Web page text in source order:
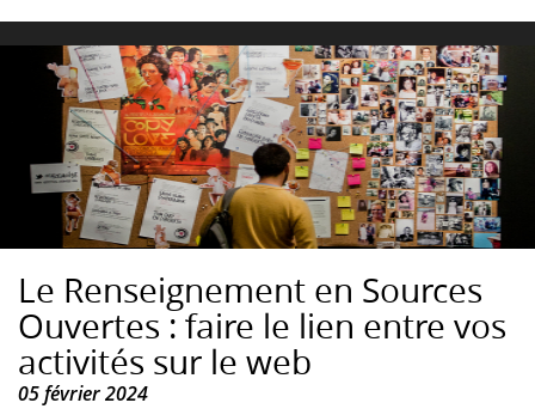
Le Renseignement en Sources
Ouvertes : faire le lien entre vos
activités sur le web
05 février 2024